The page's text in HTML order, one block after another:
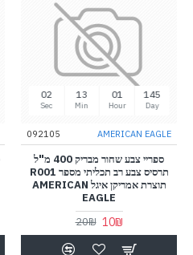
145
Day
01
Hour
13
Min
02
Sec
AMERICAN EAGLE
092105
ספריי צבע שחור מבריק 400 מ"ל
תרסיס צבע רב תכליתי מספר R001
תוצרת אמריקן איגל AMERICAN
EAGLE
10₪
20₪